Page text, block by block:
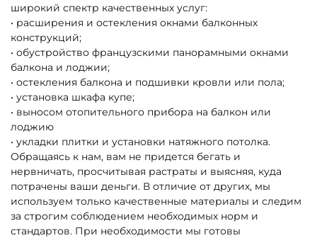
широкий спектр качественных услуг:
• расширения и остекления окнами балконных
конструкций;
• обустройство французскими панорамными окнами
балкона и лоджии;
• остекления балкона и подшивки кровли или пола;
• установка шкафа купе;
• выносом отопительного прибора на балкон или
лоджию
• укладки плитки и установки натяжного потолка.
Обращаясь к нам, вам не придется бегать и
нервничать, просчитывая растраты и выясняя, куда
потрачены ваши деньги. В отличие от других, мы
используем только качественные материалы и следим
за строгим соблюдением необходимых норм и
стандартов. При необходимости мы готовы